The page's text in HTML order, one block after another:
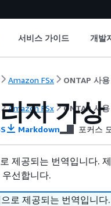
서비스 가이드 개발
Amazon FSx ONTAP 사
Amazon FSx ONTAP 사
지 가
Markdown 포커스
제공되는 번역입니다.
선합니다.
로 제공되는 번역입니